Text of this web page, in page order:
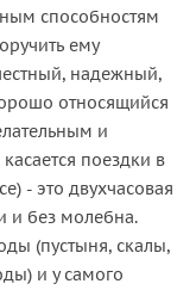
способностям
ему
надежный,
относящийся
и
поездки в
- это двухчасовая
и без молебна.
(пустыня, скалы,
и у самого